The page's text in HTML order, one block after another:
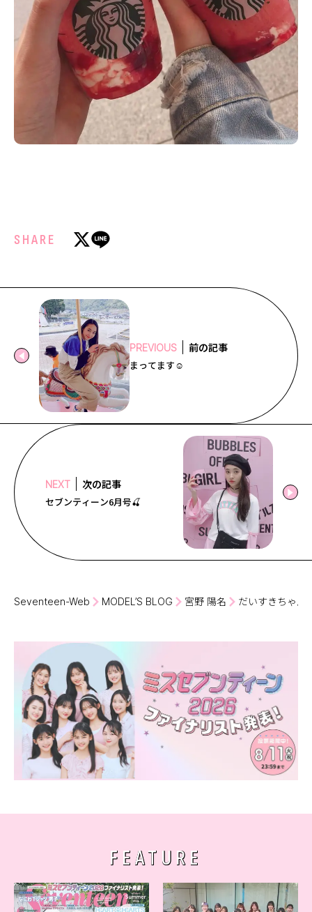
SHARE
PREVIOUS 前の記事
まってます☺️️
NEXT 次の記事
セブンティーン6月号🍒
Seventeen-Web MODEL’S BLOG 宮野 陽名 だいすきちゃ
FEATURE